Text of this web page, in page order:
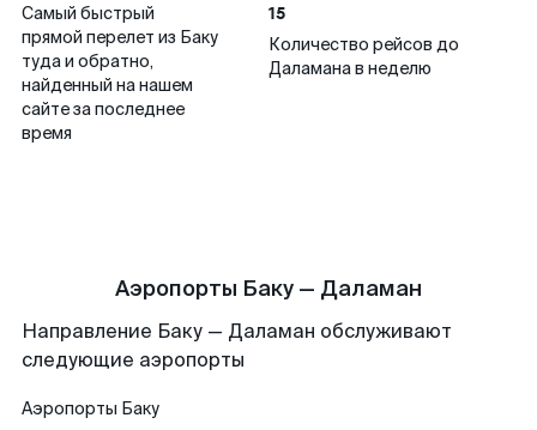
Самый быстрый
прямой перелет из Баку
туда и обратно,
найденный на нашем
сайте за последнее
время
15
Количество рейсов до
Даламана в неделю
Аэропорты Баку — Даламан
Направление Баку — Даламан обслуживают
следующие аэропорты
Аэропорты Баку